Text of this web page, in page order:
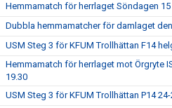
Hemmamatch för herrlaget Söndagen 15
Dubbla hemmamatcher för damlaget
USM Steg 3 för KFUM Trollhättan F14
Hemmamatch för herrlaget mot Örgryte
19.30
USM Steg 3 för KFUM Trollhättan P14